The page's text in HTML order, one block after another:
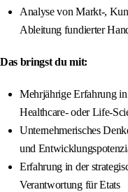
Analyse von Markt-,
Ableitung fundierter
Das bringst du mit:
Mehrjährige Erfahrung
Healthcare- oder Life-
Unternehmerisches
und
Erfahrung in der
Verantwortung für Etats